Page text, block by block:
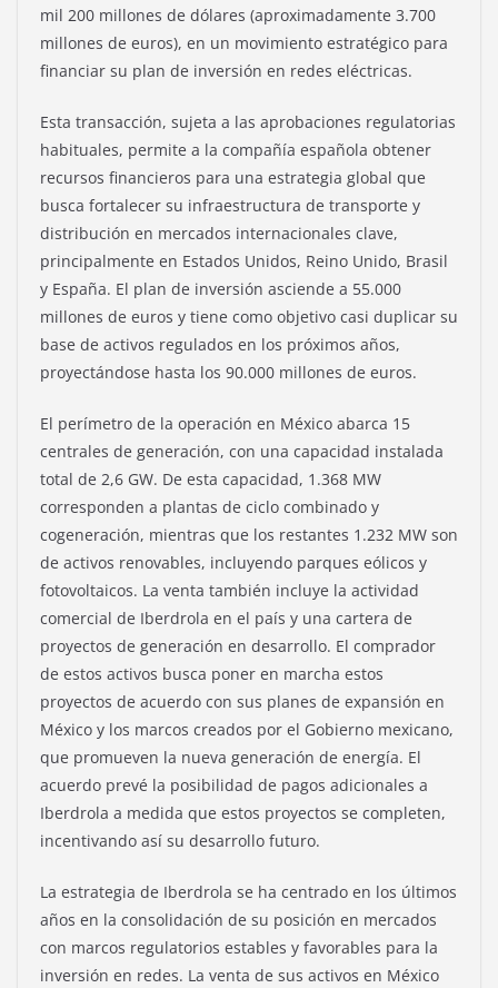
mil 200 millones de dólares (aproximadamente 3.700
millones de euros), en un movimiento estratégico para
financiar su plan de inversión en redes eléctricas.
Esta transacción, sujeta a las aprobaciones regulatorias
habituales, permite a la compañía española obtener
recursos financieros para una estrategia global que
busca fortalecer su infraestructura de transporte y
distribución en mercados internacionales clave,
principalmente en Estados Unidos, Reino Unido, Brasil
y España. El plan de inversión asciende a 55.000
millones de euros y tiene como objetivo casi duplicar su
base de activos regulados en los próximos años,
proyectándose hasta los 90.000 millones de euros.
El perímetro de la operación en México abarca 15
centrales de generación, con una capacidad instalada
total de 2,6 GW. De esta capacidad, 1.368 MW
corresponden a plantas de ciclo combinado y
cogeneración, mientras que los restantes 1.232 MW son
de activos renovables, incluyendo parques eólicos y
fotovoltaicos. La venta también incluye la actividad
comercial de Iberdrola en el país y una cartera de
proyectos de generación en desarrollo. El comprador
de estos activos busca poner en marcha estos
proyectos de acuerdo con sus planes de expansión en
México y los marcos creados por el Gobierno mexicano,
que promueven la nueva generación de energía. El
acuerdo prevé la posibilidad de pagos adicionales a
Iberdrola a medida que estos proyectos se completen,
incentivando así su desarrollo futuro.
La estrategia de Iberdrola se ha centrado en los últimos
años en la consolidación de su posición en mercados
con marcos regulatorios estables y favorables para la
inversión en redes. La venta de sus activos en México